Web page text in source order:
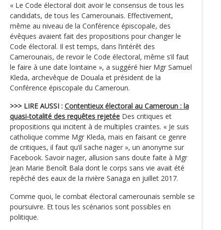
« Le Code électoral doit avoir le consensus de tous les
candidats, de tous les Camerounais. Effectivement,
même au niveau de la Conférence épiscopale, des
évêques avaient fait des propositions pour changer le
Code électoral. Il est temps, dans l’intérêt des
Camerounais, de revoir le Code électoral, même s’il faut
le faire à une date lointaine », a suggéré hier Mgr Samuel
Kleda, archevêque de Douala et président de la
Conférence épiscopale du Cameroun.
>>> LIRE AUSSI : Contentieux électoral au Cameroun : la
quasi-totalité des requêtes rejetée Des critiques et
propositions qui incitent à de multiples craintes. « Je suis
catholique comme Mgr Kleda, mais en faisant ce genre
de critiques, il faut qu’il sache nager », un anonyme sur
Facebook. Savoir nager, allusion sans doute faite à Mgr
Jean Marie Benoît Bala dont le corps sans vie avait été
repêché des eaux de la rivière Sanaga en juillet 2017.
Comme quoi, le combat électoral camerounais semble se
poursuivre. Et tous les scénarios sont possibles en
politique.